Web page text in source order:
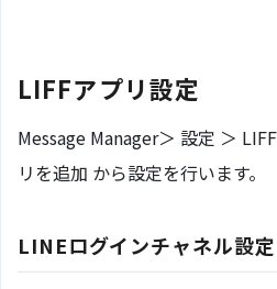
LIFFアプリ設定
Message Manager＞ 設定 ＞
リを追加 から設定を行います。
LINEログインチャネル設定